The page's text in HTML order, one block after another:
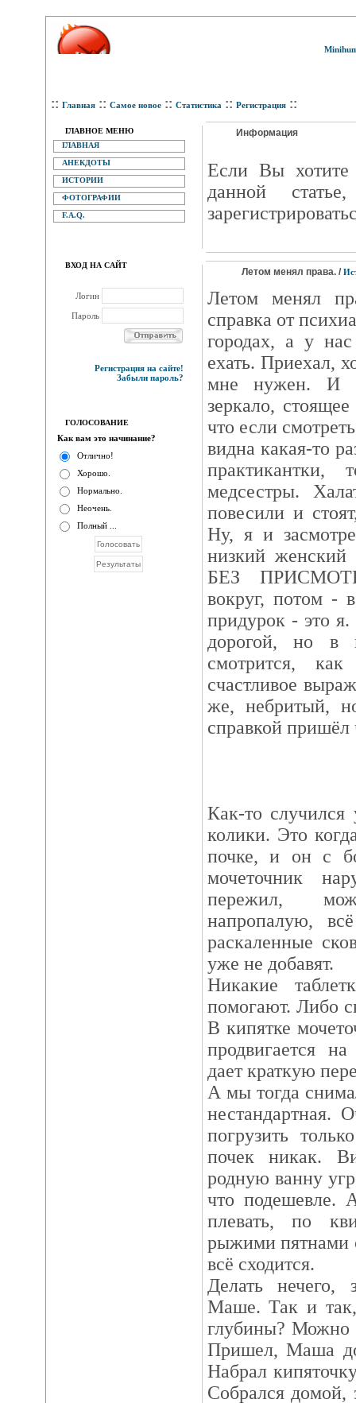
:: Главная :: Самое новое :: Статистика :: Регистрация ::
ГЛАВНОЕ МЕНЮ
ГЛАВНАЯ
АНЕКДОТЫ
ИСТОРИИ
ФОТОГРАФИИ
F.A.Q.
ВХОД НА САЙТ
Логин
Пароль
Регистрация на сайте!
Забыли пароль?
ГОЛОСОВАНИЕ
Как вам это начинание?
Отлично!
Хорошо.
Нормально.
Неочень.
Полный ...
Информация
Eсли Вы хотите
данной
Летом менял права. /
Летом менял
справка от
городах, а у
ехать. Приехал,
мне нужен. И
зеркало,
что если
видна какая-то
медсестры.
повесили и
Ну, я и
низкий
БЕЗ
вокруг, потом -
придурок - это
дорогой, но в
смотрится,
счастливое
же, небритый,
справкой пришёл
Как-то
колики. Это
почке, и он с
мочеточник
пережил,
напропалую,
раскаленные
уже не добавят.
Никакие
помогают. Либо
В кипятке
продвигается
дает краткую
А мы тогда
нестандартная.
погрузить
почек никак.
родную ванну
что подешевле.
плевать, по
рыжими пятнами
всё сходится.
Делать
Маше. Так и
глубины? Можно
Пришел, Маша
Набрал
Собрался